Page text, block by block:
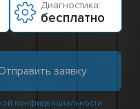
Диагностика:
бесплатно
конфиденциальности